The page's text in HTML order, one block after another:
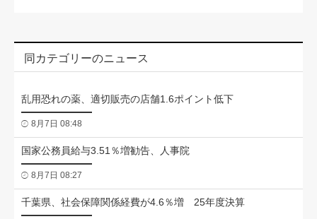
同カテゴリーのニュース
乱用恐れの薬、適切販売の店舗1.6ポイント低下
8月7日 08:48
国家公務員給与3.51％増勧告、人事院
8月7日 08:27
千葉県、社会保障関係経費が4.6％増 25年度決算